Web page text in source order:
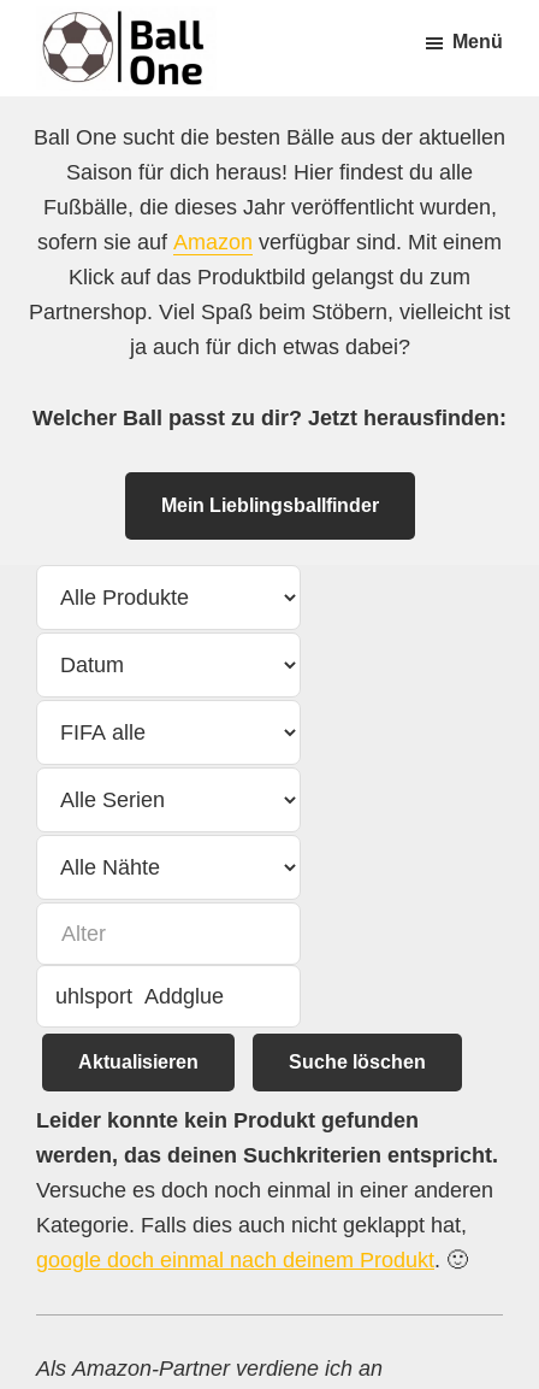
Inhalt
springen
Fußzeile
springen
One
Fußball!
Menü
Ball One sucht die besten Bälle aus der aktuellen
Saison für dich heraus! Hier findest du alle
Fußbälle, die dieses Jahr veröffentlicht wurden,
sofern sie auf Amazon verfügbar sind. Mit einem
Klick auf das Produktbild gelangst du zum
Partnershop. Viel Spaß beim Stöbern, vielleicht ist
ja auch für dich etwas dabei?
Welcher Ball passt zu dir? Jetzt herausfinden:
Mein Lieblingsballfinder
Aktualisieren Suche löschen
Leider konnte kein Produkt gefunden
werden, das deinen Suchkriterien entspricht.
Versuche es doch noch einmal in einer anderen
Kategorie. Falls dies auch nicht geklappt hat,
google doch einmal nach deinem Produkt. 🙂
Als Amazon-Partner verdiene ich an